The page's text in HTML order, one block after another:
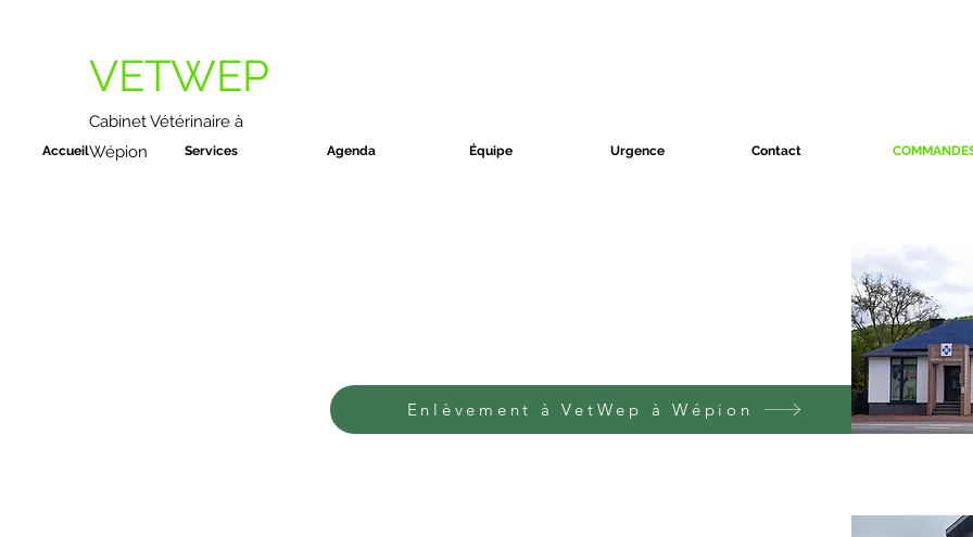
VETWEP
Cabinet Vétérinaire à
Wépion
Accueil Services Agenda Équipe Urgence Contact
Enlèvement à VetWep à Wépion